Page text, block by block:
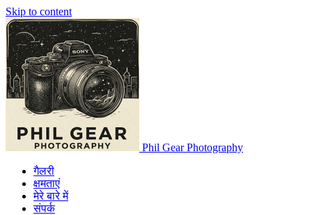
Skip to content
Phil Gear Photography
गैलरी
क्षमताएं
मेरे बारे में
संपर्क